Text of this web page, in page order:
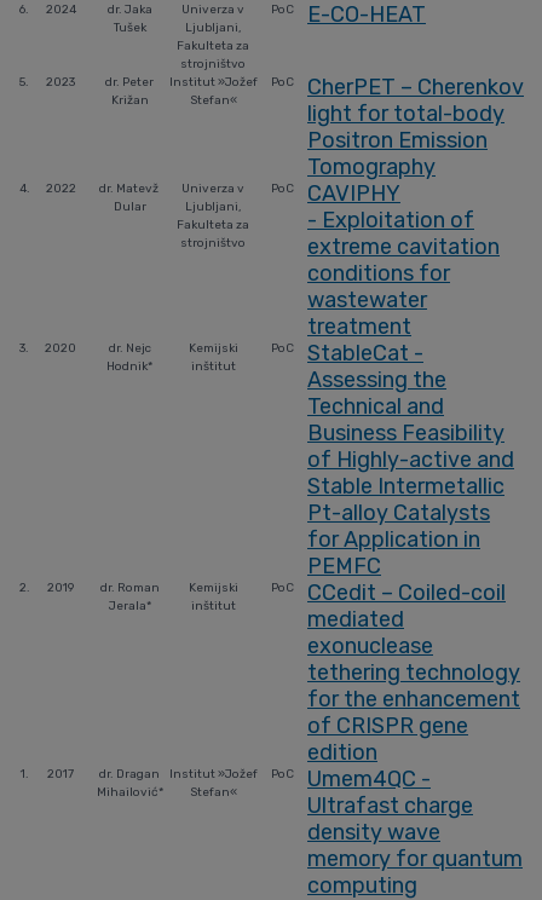
6. 2024
dr. Jaka
Tušek
Univerza v
Ljubljani,
Fakulteta za
strojništvo
PoC E-CO-HEAT
5. 2023
dr. Peter
Križan
Institut »Jožef
Stefan«
PoC
CherPET – Cherenkov
light for total-body
Positron Emission
Tomography
4. 2022
dr. Matevž
Dular
Univerza v
Ljubljani,
Fakulteta za
strojništvo
PoC
CAVIPHY
- Exploitation of
extreme cavitation
conditions for
wastewater
treatment
3. 2020
dr. Nejc
Hodnik*
Kemijski
inštitut
PoC
StableCat -
Assessing the
Technical and
Business Feasibility
of Highly-active and
Stable Intermetallic
Pt-alloy Catalysts
for Application in
PEMFC
2. 2019
dr. Roman
Jerala*
Kemijski
inštitut
PoC
CCedit – Coiled-coil
mediated
exonuclease
tethering technology
for the enhancement
of CRISPR gene
edition
1. 2017
dr. Dragan
Mihailović*
Institut »Jožef
Stefan«
PoC
Umem4QC -
Ultrafast charge
density wave
memory for quantum
computing